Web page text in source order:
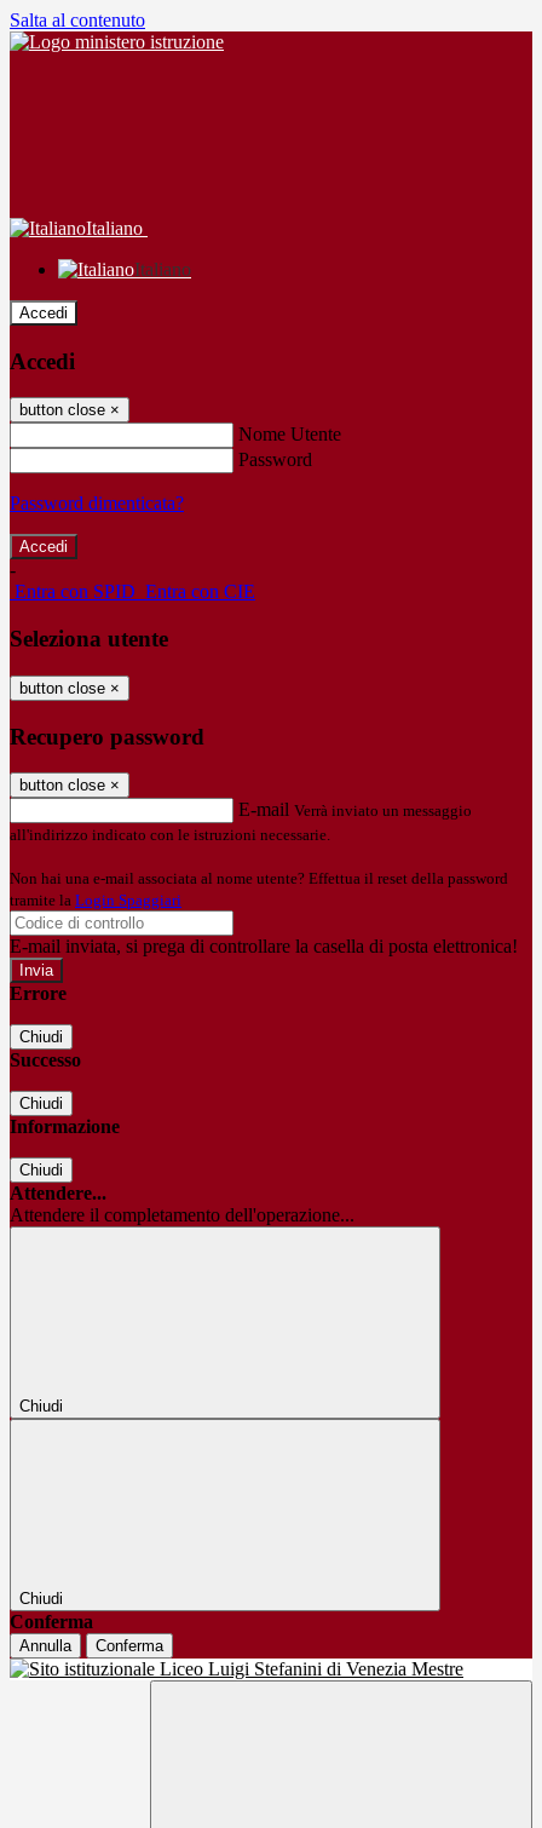
Salta al contenuto
Italiano
Italiano
Accedi
Accedi
button close ×
Nome Utente
Password
Password dimenticata?
-
Entra con SPID Entra con CIE
Seleziona utente
button close ×
Recupero password
button close ×
E-mail Verrà inviato un messaggio
all'indirizzo indicato con le istruzioni necessarie.
Non hai una e-mail associata al nome utente? Effettua il reset della password
tramite la Login Spaggiari
E-mail inviata, si prega di controllare la casella di posta elettronica!
Errore
Chiudi
Successo
Chiudi
Informazione
Chiudi
Attendere...
Attendere il completamento dell'operazione...
Chiudi
Chiudi
Conferma
Annulla Conferma